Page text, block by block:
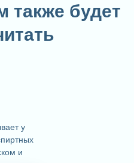
также будет
у
и